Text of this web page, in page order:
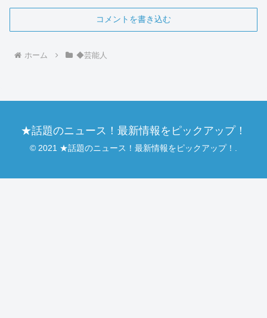
コメントを書き込む
ホーム ◆芸能人
★話題のニュース！最新情報をピックアップ！
© 2021 ★話題のニュース！最新情報をピックアップ！.